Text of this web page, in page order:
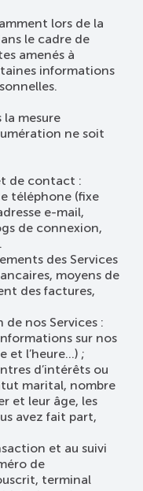
lors de la
le cadre de
amenés à
informations
mesure
ne soit
de contact :
téléphone (fixe
e-mail,
de connexion,
des Services
moyens de
des factures,
nos Services :
sur nos
et l’heure...) ;
d’intérêts ou
marital, nombre
et leur âge, les
avez fait part,
et au suivi
de
terminal